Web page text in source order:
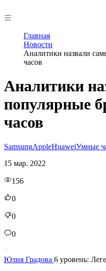
Главная
Новости
Аналитики назвали
часов
Аналитики
популярные
часов
SamsungAppleHuaweiУмные
15 мар. 2022
156
0
0
0
Юлия Градова 6 уровень: